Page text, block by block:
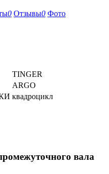
0 Отзывы0 Фото
TINGER
ARGO
квадроцикл
вала